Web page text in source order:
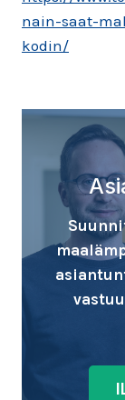
nain-saat-
kodin/